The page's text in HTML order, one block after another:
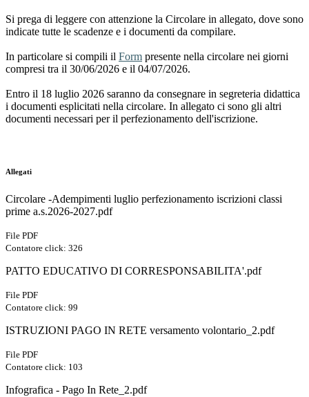
Si prega di leggere con attenzione la Circolare in allegato, dove sono
indicate tutte le scadenze e i documenti da compilare.
In particolare si compili il Form presente nella circolare nei giorni
compresi tra il 30/06/2026 e il 04/07/2026.
Entro il 18 luglio 2026 saranno da consegnare in segreteria didattica
i documenti esplicitati nella circolare. In allegato ci sono gli altri
documenti necessari per il perfezionamento dell'iscrizione.
Allegati
Circolare -Adempimenti luglio perfezionamento iscrizioni classi
prime a.s.2026-2027.pdf
File PDF
Contatore click: 326
PATTO EDUCATIVO DI CORRESPONSABILITA'.pdf
File PDF
Contatore click: 99
ISTRUZIONI PAGO IN RETE versamento volontario_2.pdf
File PDF
Contatore click: 103
Infografica - Pago In Rete_2.pdf